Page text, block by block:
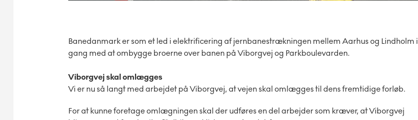
Banedanmark er som et led i elektrificering af jernbanestrækningen mellem Aarhus og Lindholm i
gang med at ombygge broerne over banen på Viborgvej og Parkboulevarden.
Viborgvej skal omlægges
Vi er nu så langt med arbejdet på Viborgvej, at vejen skal omlægges til dens fremtidige forløb.
For at kunne foretage omlægningen skal der udføres en del arbejder som kræver, at Viborgvej